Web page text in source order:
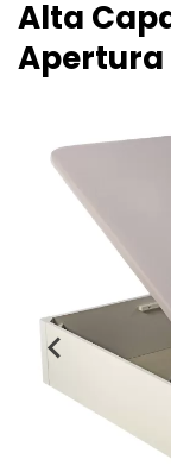
Alta
Apertura